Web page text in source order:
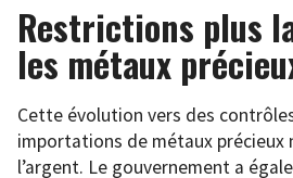
Restrictions plus
les métaux
Cette évolution vers des
importations de métaux précieux
l’argent. Le gouvernement a